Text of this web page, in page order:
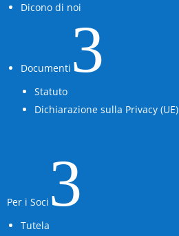
Dicono di noi
Documenti 3
Statuto
Dichiarazione sulla Privacy (UE)
Per i Soci 3
Tutela